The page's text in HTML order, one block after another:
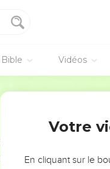
Bible Vidéos
VOUS ÉVITER
Votre
En cliquant sur le